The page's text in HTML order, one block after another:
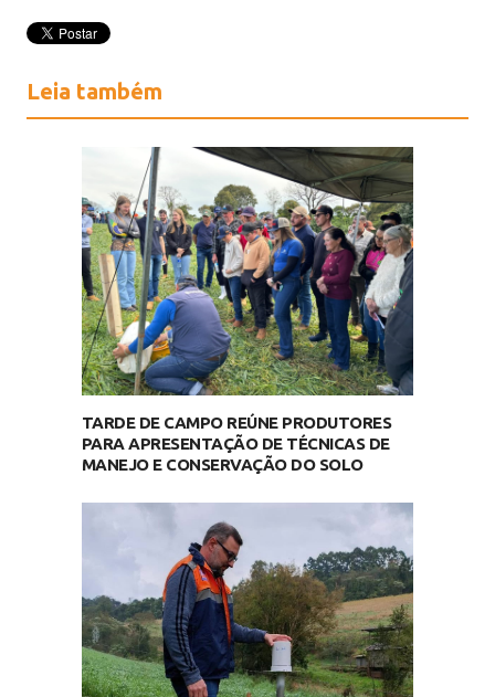
Leia também
TARDE DE CAMPO REÚNE PRODUTORES
PARA APRESENTAÇÃO DE TÉCNICAS DE
MANEJO E CONSERVAÇÃO DO SOLO